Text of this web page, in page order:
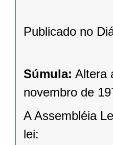
Publicado no
Súmula: Altera
novembro de
A Assembléia
lei: